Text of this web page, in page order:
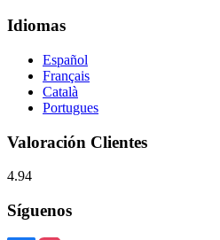
Idiomas
Español
Français
Català
Portugues
Valoración Clientes
4.94
Síguenos